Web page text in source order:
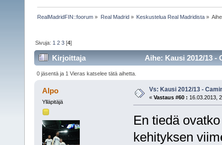
RealMadridFIN::foorum » Real Madrid» Keskustelua Real Madridista»
Sivuja: 1 2 3 [4]
Kirjoittaja Aihe: Kausi 2012/13 -
0 jäsentä ja 1 Vieras katselee tätä aihetta.
Alpo
Ylläpitäjä
Vs: Kausi 2012/13 -
« Vastaus #60 : 16.03.2013,
En tiedä
kehityksen